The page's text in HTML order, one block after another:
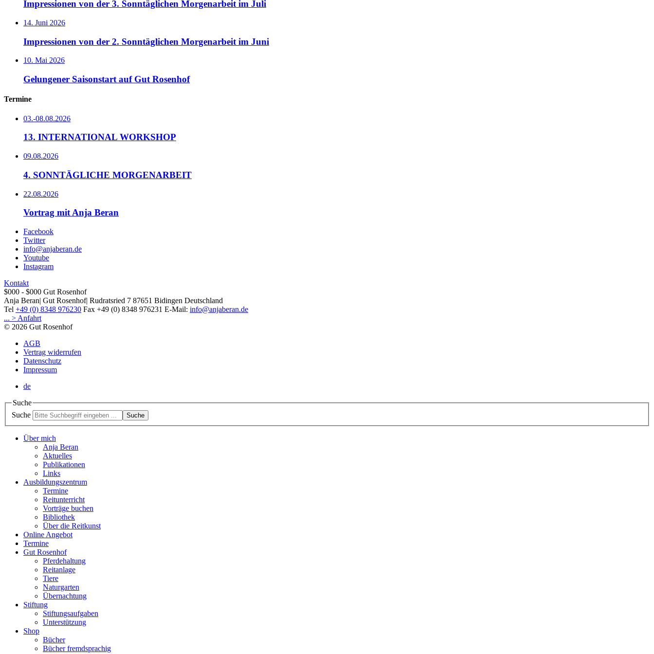
Impressionen von der 3. Sonntäglichen Morgenarbeit im Juli
14. Juni 2026
Impressionen von der 2. Sonntäglichen Morgenarbeit im Juni
10. Mai 2026
Gelungener Saisonstart auf Gut Rosenhof
Termine
03.-08.08.2026
13. INTERNATIONAL WORKSHOP
09.08.2026
4. SONNTÄGLICHE MORGENARBEIT
22.08.2026
Vortrag mit Anja Beran
Facebook
Twitter
info@anjaberan.de
Youtube
Instagram
Kontakt
$000 - $000 Gut Rosenhof
Anja Beran| Gut Rosenhof| Rudratsried 7 87651 Bidingen Deutschland
Tel +49 (0) 8348 976230 Fax +49 (0) 8348 976231 E-Mail: info@anjaberan.de
... > Anfahrt
© 2026 Gut Rosenhof
AGB
Vertrag widerrufen
Datenschutz
Impressum
de
Suche
Suche
Suche
Über mich
Anja Beran
Aktuelles
Publikationen
Links
Ausbildungszentrum
Termine
Reitunterricht
Vorträge buchen
Bibliothek
Über die Reitkunst
Online Angebot
Termine
Gut Rosenhof
Pferdehaltung
Reitanlage
Tiere
Naturgarten
Übernachtung
Stiftung
Stiftungsaufgaben
Unterstützung
Shop
Bücher
Bücher fremdsprachig